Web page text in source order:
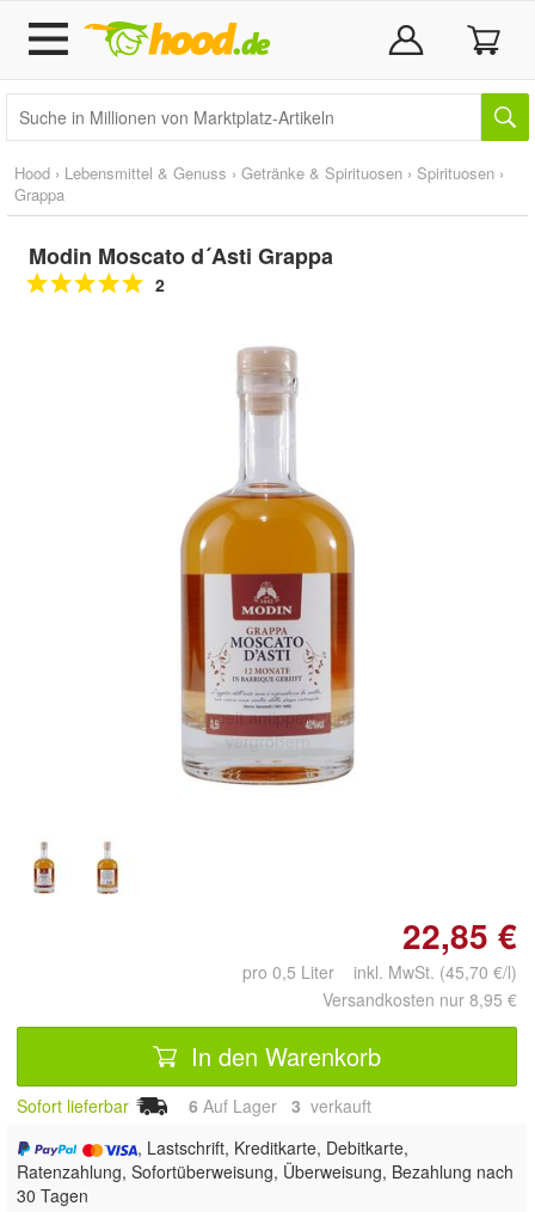
Hood › Lebensmittel & Genuss › Getränke & Spirituosen › Spirituosen ›
Grappa
Modin Moscato d´Asti Grappa
2
Doppelt antippen zum
vergrößern
22,85 €
pro 0,5 Liter inkl. MwSt. (45,70 €/l)
Versandkosten nur 8,95 €
In den Warenkorb
Sofort lieferbar 6 Auf Lager 3 verkauft
, Lastschrift, Kreditkarte, Debitkarte,
Ratenzahlung, Sofortüberweisung, Überweisung, Bezahlung nach
30 Tagen